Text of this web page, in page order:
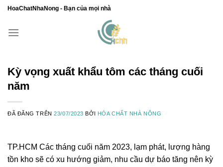
Chuyển
nội
HoaChatNhaNong - Bạn của mọi nhà
Kỳ vọng xuất khẩu tôm các tháng cuối
năm
ĐÃ ĐĂNG TRÊN23/07/2023 BỞI HÓA CHẤT NHÀ NÔNG
TP.HCM Các tháng cuối năm 2023, lạm phát, lượng hàng
tồn kho sẽ có xu hướng giảm, nhu cầu dự báo tăng nên kỳ